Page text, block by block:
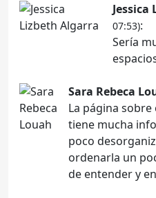
07:53):
Sería
Sara Rebeca
La página
tiene mucha
poco
ordenarla un
de entender y